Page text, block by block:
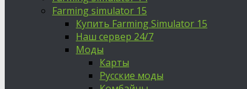
Farming simulator 15
Купить Farming Simulator 15
Наш сервер 24/7
Моды
Карты
Русские моды